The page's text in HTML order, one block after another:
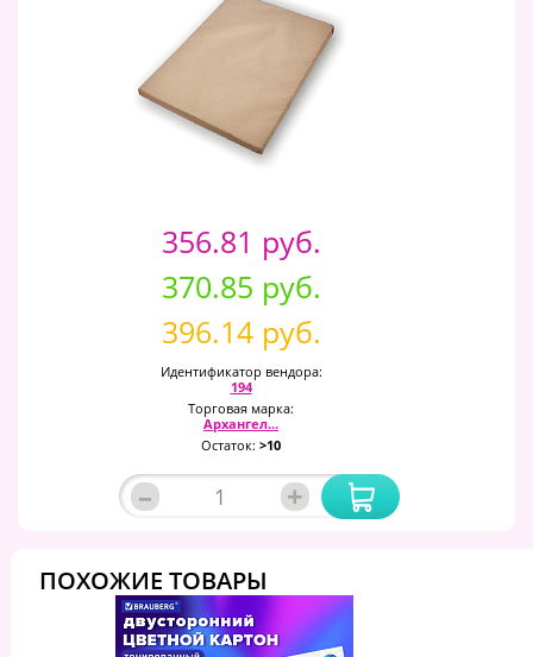
356.81 руб.
370.85 руб.
396.14 руб.
Идентификатор вендора:
194
Торговая марка:
Архангел...
Остаток: >10
– +
ПОХОЖИЕ ТОВАРЫ